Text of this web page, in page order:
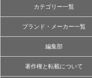
カテゴリー一覧
ブランド・メーカー一覧
編集部
著作権と転載について